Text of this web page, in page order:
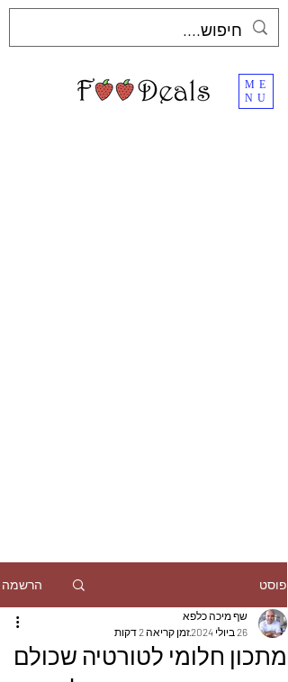
ME
NU
פוסט הרשמה
מתכון חלומי לטורטיה שכולם
שף מיכה כלפא
26 ביולי 2024
זמן קריאה 2 דקות